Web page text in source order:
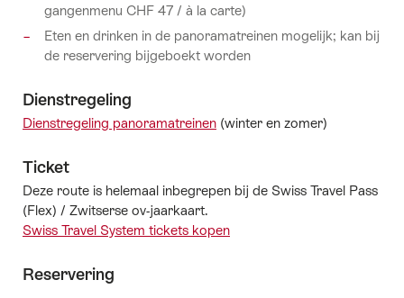
gangenmenu CHF 47 / à la carte)
Eten en drinken in de panoramatreinen mogelijk; kan bij
de reservering bijgeboekt worden
Dienstregeling
Dienstregeling panoramatreinen (winter en zomer)
Ticket
Deze route is helemaal inbegrepen bij de Swiss Travel Pass
(Flex) / Zwitserse ov-jaarkaart.
Swiss Travel System tickets kopen
Reservering